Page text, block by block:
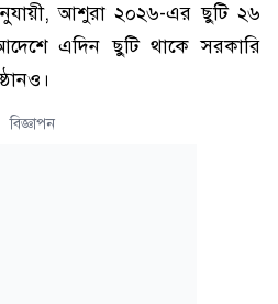
আশুরা ২০২৬-এর ছুটি ২৬
এদিন ছুটি থাকে সরকারি
বিজ্ঞাপন